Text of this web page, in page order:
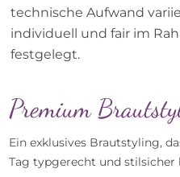
Premium
Ein exklusives Brautstyling,
Tag typgerecht und stilsicher
technische Aufwand
individuell und fair im
festgelegt.